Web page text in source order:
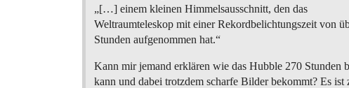
„[…] einem kleinen Himmelsausschnitt, den das
Weltraumteleskop mit einer Rekordbelichtungszeit von
Stunden aufgenommen hat.“
Kann mir jemand erklären wie das Hubble 270 Stunden
kann und dabei trotzdem scharfe Bilder bekommt? Es ist